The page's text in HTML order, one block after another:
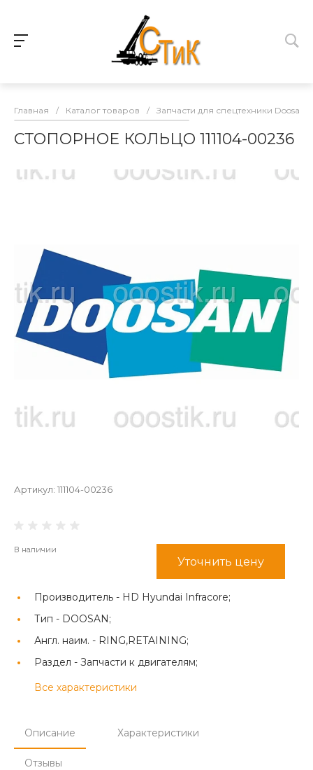
Главная / Каталог товаров / Запчасти для спецтехники Doosan
СТОПОРНОЕ КОЛЬЦО 111104-00236
Артикул: 111104-00236
В наличии
Уточнить цену
Производитель - HD Hyundai Infracore;
Тип - DOOSAN;
Англ. наим. - RING,RETAINING;
Раздел - Запчасти к двигателям;
Все характеристики
Описание Характеристики
Отзывы